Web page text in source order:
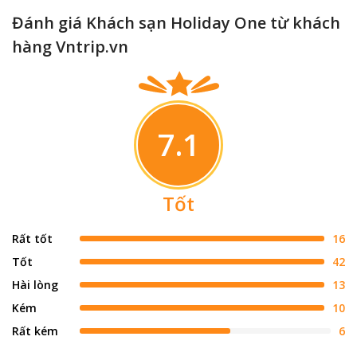
Đánh giá Khách sạn Holiday One từ khách
hàng Vntrip.vn
7.1
Tốt
Rất tốt
16
Tốt
42
Hài lòng
13
Kém
10
Rất kém
6